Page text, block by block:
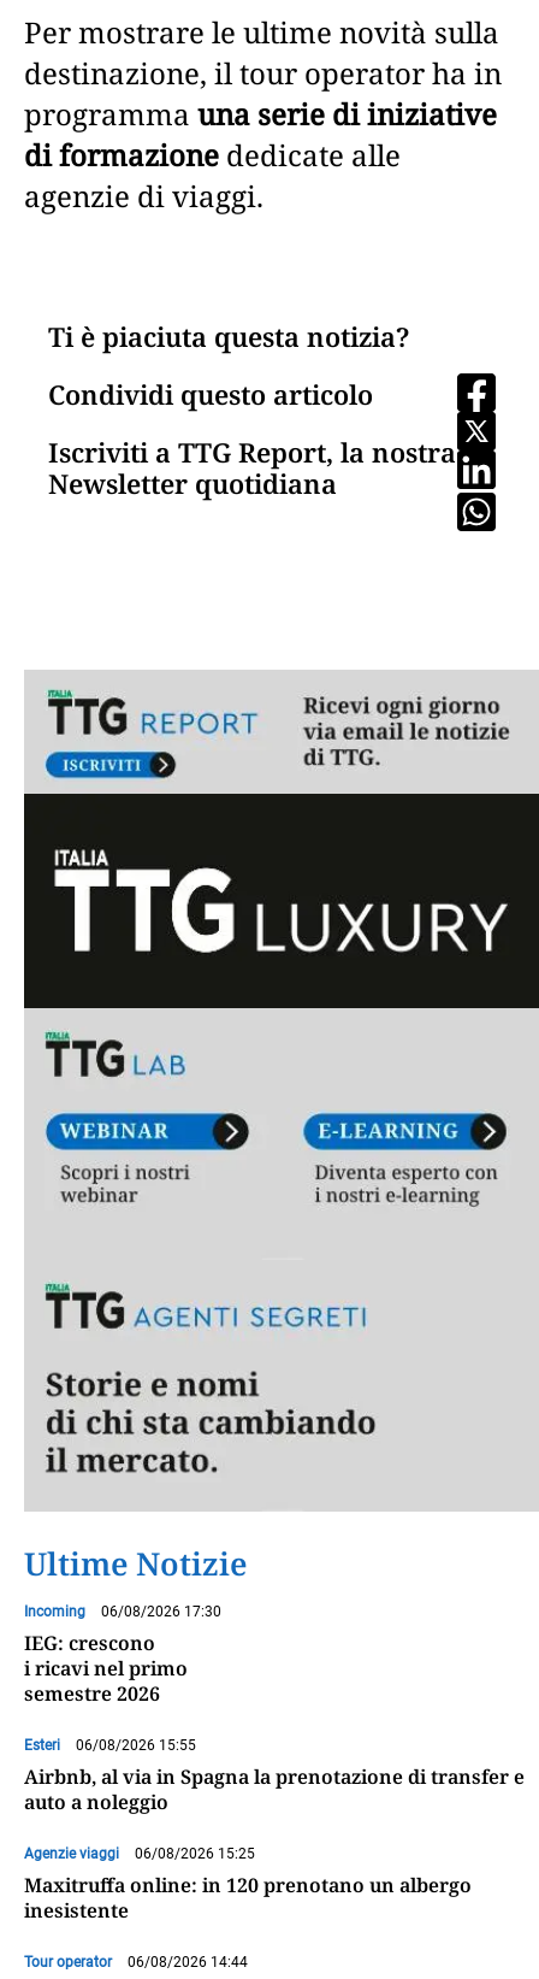
Per mostrare le ultime novità sulla
destinazione, il tour operator ha in
programma una serie di iniziative
di formazione dedicate alle
agenzie di viaggi.
Ti è piaciuta questa notizia?
Condividi questo articolo
Iscriviti a TTG Report, la nostra
Newsletter quotidiana
Ultime Notizie
Incoming 06/08/2026 17:30
IEG: crescono
i ricavi nel primo
semestre 2026
Esteri 06/08/2026 15:55
Airbnb, al via in Spagna la prenotazione di transfer e
auto a noleggio
Agenzie viaggi 06/08/2026 15:25
Maxitruffa online: in 120 prenotano un albergo
inesistente
Tour operator 06/08/2026 14:44